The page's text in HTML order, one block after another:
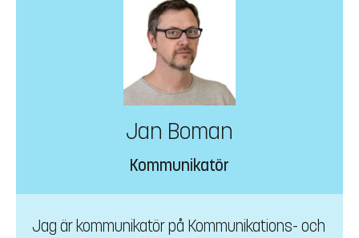
Jan Boman
Kommunikatör
Jag är kommunikatör på Kommunikations- och